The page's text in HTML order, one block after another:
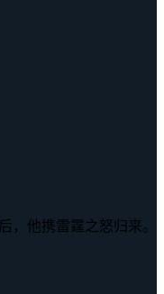
，他携雷霆之怒归来。